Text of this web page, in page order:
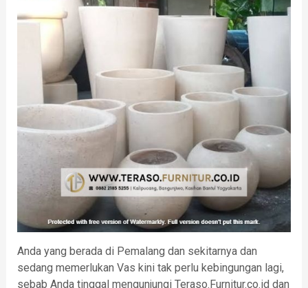
Anda yang berada di Pemalang dan sekitarnya dan
sedang memerlukan Vas kini tak perlu kebingungan lagi,
sebab Anda tinggal mengunjungi Teraso.Furnitur.co.id dan